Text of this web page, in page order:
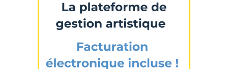
* Champ obligatoire
Statut / Organisation